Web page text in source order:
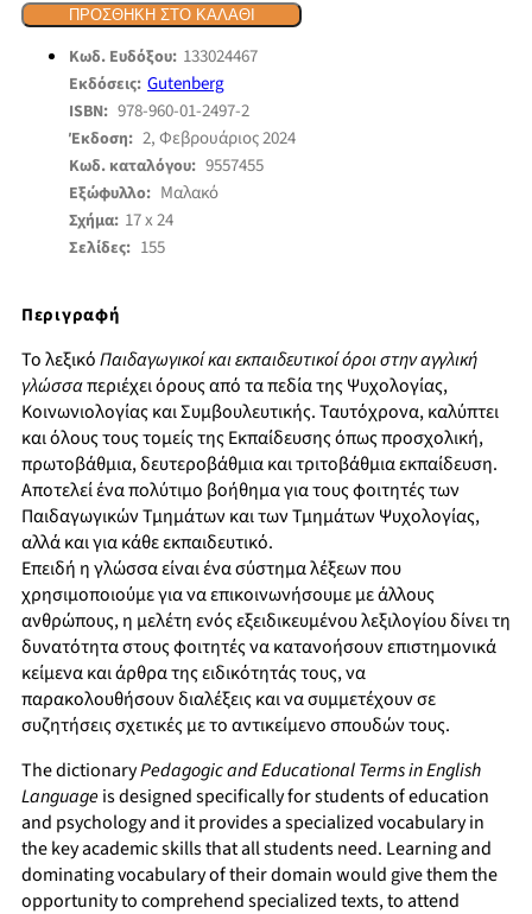
ΠΡΟΣΘΉΚΗ ΣΤΟ ΚΑΛΆΘΙ
Κωδ. Ευδόξου: 133024467
Εκδόσεις: Gutenberg
ISBN: 978-960-01-2497-2
Έκδοση: 2, Φεβρουάριος 2024
Κωδ. καταλόγου: 9557455
Εξώφυλλο: Μαλακό
Σχήμα: 17 x 24
Σελίδες: 155
Περιγραφή
Το λεξικόΠαιδαγωγικοί και εκπαιδευτικοί όροι στην αγγλική
γλώσσαπεριέχει όρους από τα πεδία της Ψυχολογίας,
Κοινωνιολογίας και Συμβουλευτικής. Ταυτόχρονα, καλύπτει
και όλους τους τομείς της Εκπαίδευσης όπως προσχολική,
πρωτοβάθμια, δευτεροβάθμια και τριτοβάθμια εκπαίδευση.
Αποτελεί ένα πoλύτιμο βοήθημα για τους φοιτητές των
Παιδαγωγικών Τμημάτων και των Τμημάτων Ψυχολογίας,
αλλά και για κάθε εκπαιδευτικό.
Επειδή η γλώσσα είναι ένα σύστημα λέξεων που
χρησιμοποιούμε για να επικοινωνήσουμε με άλλους
ανθρώπους, η μελέτη ενός εξειδικευμένου λεξιλογίου δίνει τη
δυνατότητα στους φοιτητές να κατανοήσουν επιστημονικά
κείμενα και άρθρα της ειδικότητάς τους, να
παρακολουθήσουν διαλέξεις και να συμμετέχουν σε
συζητήσεις σχετικές με το αντικείμενο σπουδών τους.
The dictionaryPedagogic and Educational Terms in English
Languageis designed specifically for students of education
and psychology and it provides a specialized vocabulary in
the key academic skills that all students need. Learning and
dominating vocabulary of their domain would give them the
opportunity to comprehend specialized texts, to attend